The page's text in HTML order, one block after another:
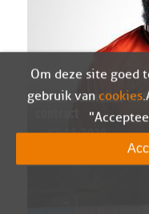
Ivenzo Comvalius en
07-08-2026
Om deze site goed
gebruik van cookies.